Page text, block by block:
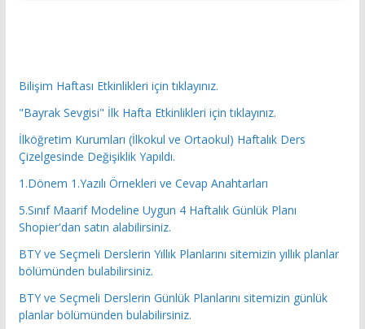
Bilişim Haftası Etkinlikleri için tıklayınız.
"Bayrak Sevgisi" İlk Hafta Etkinlikleri için tıklayınız.
İlköğretim Kurumları (İlkokul ve Ortaokul) Haftalık Ders
Çizelgesinde Değişiklik Yapıldı.
1.Dönem 1.Yazılı Örnekleri ve Cevap Anahtarları
5.Sınıf Maarif Modeline Uygun 4 Haftalık Günlük Planı
Shopier'dan satın alabilirsiniz.
BTY ve Seçmeli Derslerin Yıllık Planlarını sitemizin yıllık planlar
bölümünden bulabilirsiniz.
BTY ve Seçmeli Derslerin Günlük Planlarını sitemizin günlük
planlar bölümünden bulabilirsiniz.